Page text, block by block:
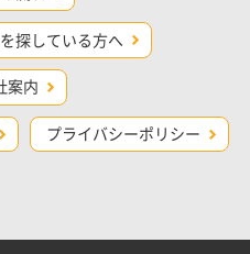
探している方へ
案内
プライバシーポリシー